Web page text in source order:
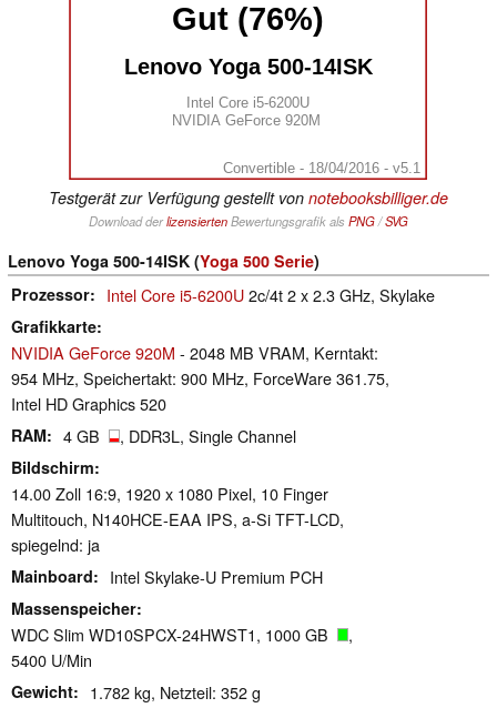
Gut (76%)
Lenovo Yoga 500-14ISK
Intel Core i5-6200U
NVIDIA GeForce 920M
Convertible - 18/04/2016 - v5.1
Testgerät zur Verfügung gestellt von notebooksbilliger.de
Download derlizensiertenBewertungsgrafik als PNG/SVG
Lenovo Yoga 500-14ISK (Yoga 500 Serie)
Prozessor
Intel Core i5-6200U2c/4t 2 x 2.3 GHz, Skylake
Grafikkarte
NVIDIA GeForce 920M - 2048 MB VRAM, Kerntakt:
954 MHz, Speichertakt: 900 MHz, ForceWare 361.75,
Intel HD Graphics 520
RAM 4 GB , DDR3L, Single Channel
Bildschirm
14.00 Zoll 16:9, 1920 x 1080 Pixel, 10 Finger
Multitouch, N140HCE-EAA IPS, a-Si TFT-LCD,
spiegelnd: ja
Mainboard Intel Skylake-U Premium PCH
Massenspeicher
WDC Slim WD10SPCX-24HWST1, 1000 GB
,
5400 U/Min
Gewicht 1.782 kg, Netzteil: 352 g